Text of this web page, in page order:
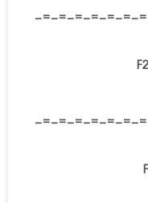
-=-=-=-=-=-=-
-=-=-=-=-=-=-